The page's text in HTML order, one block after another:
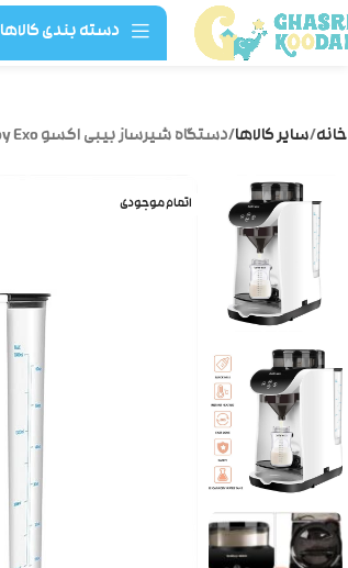
دسته بندی کالاها
خانه سایر کالاها دستگاه شیرساز بیبی اکسو Baby Exo مدل Formula Dispenser
اتمام موجودی